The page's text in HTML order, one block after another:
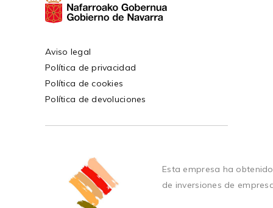
Aviso legal
Política de privacidad
Política de cookies
Política de devoluciones
Esta empresa ha
de inversiones de